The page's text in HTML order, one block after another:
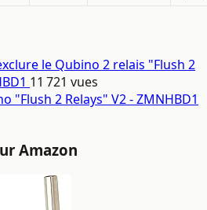
le Qubino 2 relais "Flush 2
11 721 vues
"Flush 2 Relays" V2 - ZMNHBD1
Amazon